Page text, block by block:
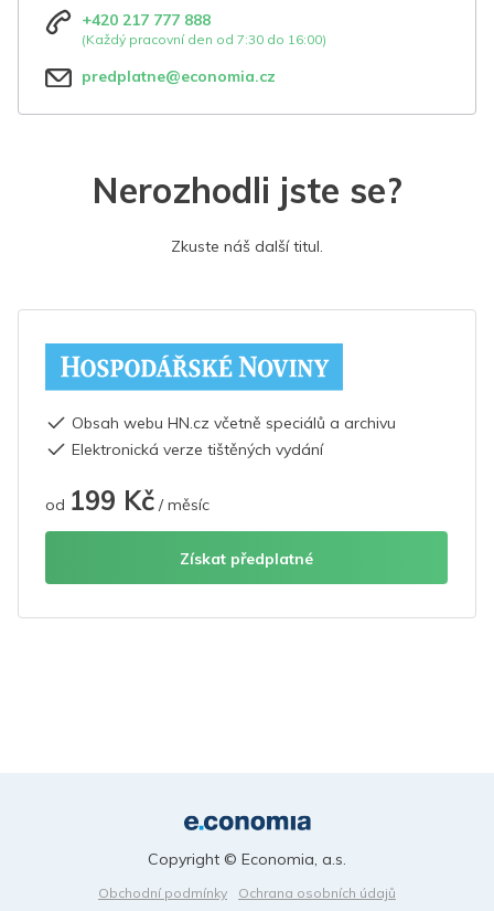
+420 217 777 888
(Každý pracovní den od 7:30 do 16:00)
predplatne@economia.cz
Nerozhodli jste se?
Zkuste náš další titul.
Obsah webu HN.cz včetně speciálů a archivu
Elektronická verze tištěných vydání
od 199 Kč / měsíc
Získat předplatné
Obchodní podmínky
Ochrana osobních údajů
Copyright © Economia, a.s.